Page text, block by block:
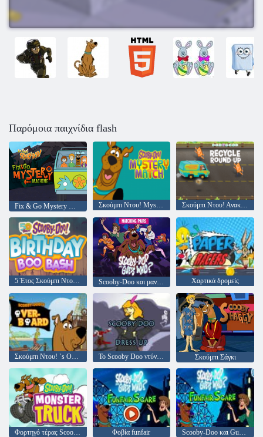
Παρόμοια παιχνίδια flash
Fix & Go Mystery Machine Σκούμπι Ντου! Mystery Match Σκούμπι Ντου! Ανακυκλώστε το γύρο
5 Έτος Σκούμπι Ντου! Γενέθλια Boo Bash Scooby-Doo και μαντέψτε ποιος; Συνδυασμός ζευγαριών Χαρτικά δρομείς
Σκούμπι Ντου! `s Over-board Το Scooby Doo ντύνεται Σκούμπι Σάγκι
Φορτηγό τέρας Scooby-doo Φοβία funfair Scooby-Doo και Guess Who Funfair Scare